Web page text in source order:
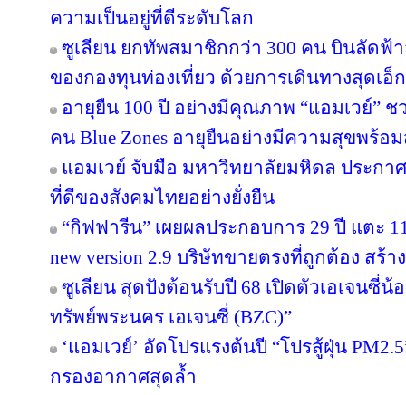
ความเป็นอยู่ที่ดีระดับโลก
ซูเลียน ยกทัพสมาชิกกว่า 300 คน บินลัดฟ้
ของกองทุนท่องเที่ยว ด้วยการเดินทางสุดเ
อายุยืน 100 ปี อย่างมีคุณภาพ “แอมเวย์” ช
คน Blue Zones อายุยืนอย่างมีความสุขพร้อ
แอมเวย์ จับมือ มหาวิทยาลัยมหิดล ประกา
ที่ดีของสังคมไทยอย่างยั่งยืน
“กิฟฟารีน” เผยผลประกอบการ 29 ปี แตะ
new version 2.9 บริษัทขายตรงที่ถูกต้อง สร้
ซูเลียน สุดปังต้อนรับปี 68 เปิดตัวเอเจนซี่น้
ทรัพย์พระนคร เอเจนซี่ (BZC)”
‘แอมเวย์’ อัดโปรแรงต้นปี “โปรสู้ฝุ่น
กรองอากาศสุดล้ำ